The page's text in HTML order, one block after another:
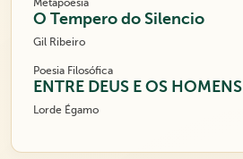
Metapoesia
O Tempero do Silencio
Gil Ribeiro
Poesia Filosófica
ENTRE DEUS E OS HOMENS
Lorde Égamo